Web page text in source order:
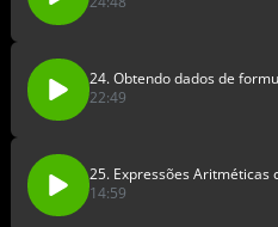
24. Obtendo dados de
22:49
25. Expressões Aritméticas
14:59